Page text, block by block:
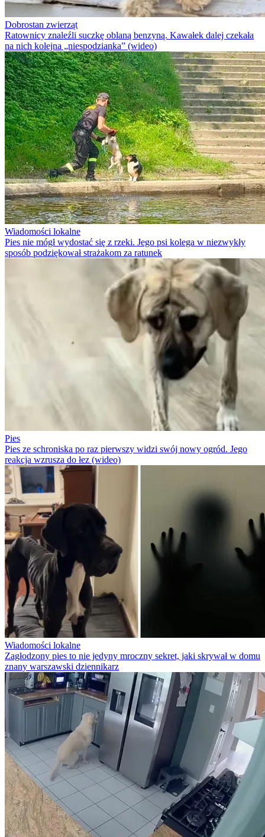
Dobrostan zwierząt
Ratownicy znaleźli suczkę oblaną benzyną. Kawałek dalej czekała
na nich kolejna „niespodzianka” (wideo)
Wiadomości lokalne
Pies nie mógł wydostać się z rzeki. Jego psi kolega w niezwykły
sposób podziękował strażakom za ratunek
Pies
Pies ze schroniska po raz pierwszy widzi swój nowy ogród. Jego
reakcja wzrusza do łez (wideo)
Wiadomości lokalne
Zagłodzony pies to nie jedyny mroczny sekret, jaki skrywał w domu
znany warszawski dziennikarz